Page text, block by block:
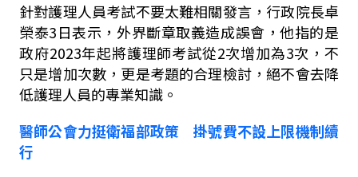
針對護理人員考試不要太難相關發言，行政院長卓
榮泰3日表示，外界斷章取義造成誤會，他指的是
政府2023年起將護理師考試從2次增加為3次，不
只是增加次數，更是考題的合理檢討，絕不會去降
低護理人員的專業知識。
醫師公會力挺衛福部政策 掛號費不設上限機制續
行